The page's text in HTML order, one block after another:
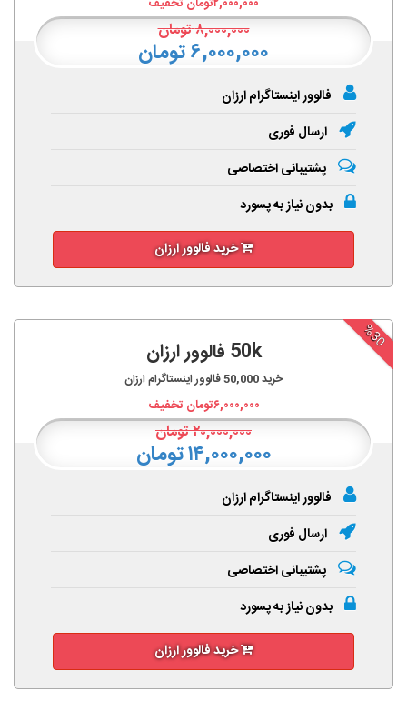
۲,۰۰۰,۰۰۰تومان تخفیف
۸,۰۰۰,۰۰۰تومان
۶,۰۰۰,۰۰۰ تومان
فالوور اینستاگرام ارزان
ارسال فوری
پشتیبانی اختصاصی
بدون نیاز به پسورد
خرید فالوور ارزان
%30
50k فالوور ارزان
خرید50,000فالوور اینستاگرام ارزان
۶,۰۰۰,۰۰۰تومان تخفیف
۲۰,۰۰۰,۰۰۰تومان
۱۴,۰۰۰,۰۰۰ تومان
فالوور اینستاگرام ارزان
ارسال فوری
پشتیبانی اختصاصی
بدون نیاز به پسورد
خرید فالوور ارزان